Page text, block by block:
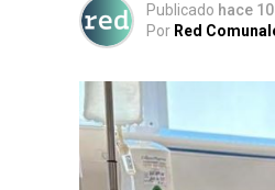
Publicado hace
Por Red